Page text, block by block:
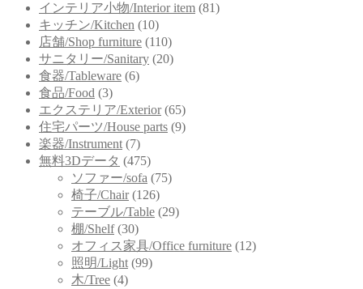
インテリア小物/Interior item (81)
キッチン/Kitchen (10)
店舗/Shop furniture (110)
サニタリー/Sanitary (20)
食器/Tableware (6)
食品/Food (3)
エクステリア/Exterior (65)
住宅パーツ/House parts (9)
楽器/Instrument (7)
無料3Dデータ (475)
ソファー/sofa (75)
椅子/Chair (126)
テーブル/Table (29)
棚/Shelf (30)
オフィス家具/Office furniture (12)
照明/Light (99)
木/Tree (4)